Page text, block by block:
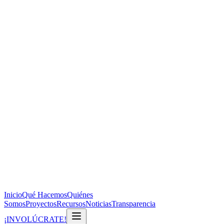
InicioQué HacemosQuiénes
SomosProyectosRecursosNoticiasTransparencia
¡INVOLÚCRATE!